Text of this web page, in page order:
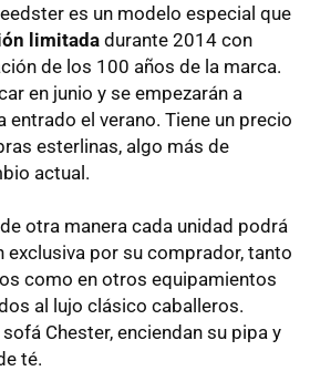
es un modelo especial que
limitada durante 2014 con
de los 100 años de la marca.
en junio y se empezarán a
entrado el verano. Tiene un precio
esterlinas, algo más de
actual.
otra manera cada unidad podrá
exclusiva por su comprador, tanto
como en otros equipamientos
al lujo clásico caballeros.
Chester, enciendan su pipa y
té.